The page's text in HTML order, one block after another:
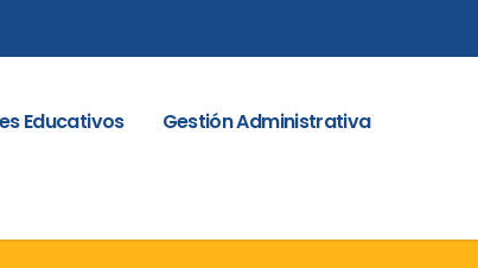
Educativos
Gestión Administrativa